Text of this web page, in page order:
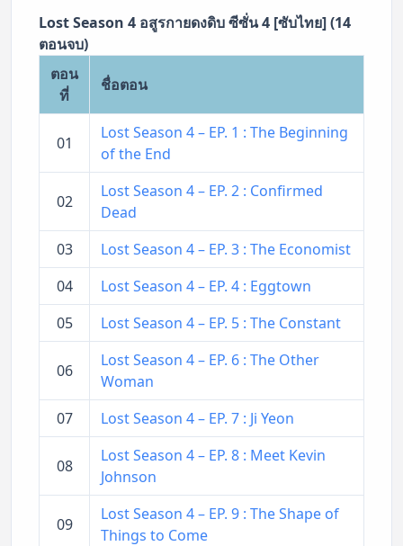
Lost Season 4 อสูรกายดงดิบ ซีซั่น 4 [ซับไทย] (14
ตอนจบ)
ตอน
ที่
ชื่อตอน
01
Lost Season 4 – EP. 1 : The Beginning
of the End
02
Lost Season 4 – EP. 2 : Confirmed
Dead
03
Lost Season 4 – EP. 3 : The Economist
04
Lost Season 4 – EP. 4 : Eggtown
05
Lost Season 4 – EP. 5 : The Constant
06
Lost Season 4 – EP. 6 : The Other
Woman
07
Lost Season 4 – EP. 7 : Ji Yeon
08
Lost Season 4 – EP. 8 : Meet Kevin
Johnson
09
Lost Season 4 – EP. 9 : The Shape of
Things to Come